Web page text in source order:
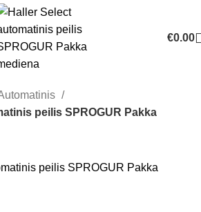
€0.00
peilis SPROGUR Pakka